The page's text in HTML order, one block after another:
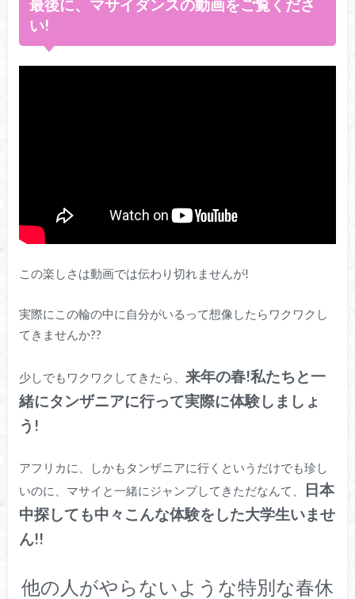
最後に、マサイダンスの動画をご覧くださ
い!
この楽しさは動画では伝わり切れませんが!
実際にこの輪の中に自分がいるって想像したらワクワクし
てきませんか??
少しでもワクワクしてきたら、 来年の春!私たちと一
緒にタンザニアに行って実際に体験しましょ
う!
アフリカに、しかもタンザニアに行くというだけでも珍し
いのに、マサイと一緒にジャンプしてきただなんて、
日本
中探しても中々こんな体験をした大学生いませ
ん!!
他の人がやらないような特別な春休